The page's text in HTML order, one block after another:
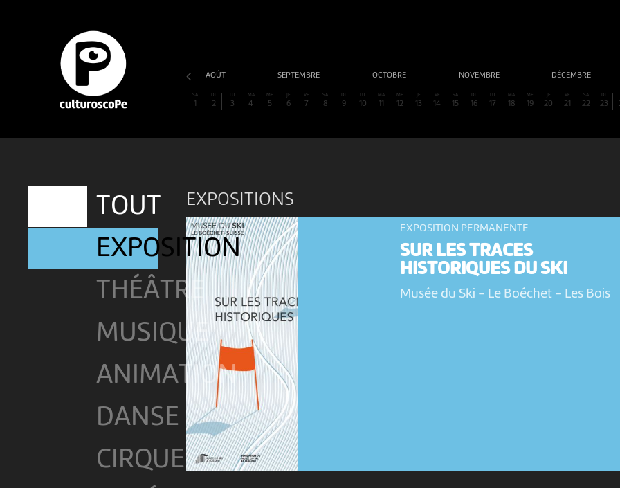
AOÛT SEPTEMBRE OCTOBRE NOVEMBRE DÉCEMBRE
SA
1
DI
2
LU
3
MA
4
ME
5
JE
6
VE
7
SA
8
DI
9
LU
10
MA
11
ME
12
JE
13
VE
14
SA
15
DI
16
LU
17
MA
18
ME
19
JE
20
VE
21
SA
22
DI
23
TOUT
EXPOSITION
THÉÂTRE
MUSIQUE
ANIMATION
DANSE
CIRQUE
EXPOSITIONS
EXPOSITION PERMANENTE
SUR LES TRACES
HISTORIQUES DU SKI
Musée du Ski - Le Boéchet - Les Bois